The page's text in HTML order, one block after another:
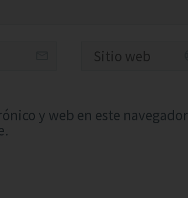
y web en este navegador